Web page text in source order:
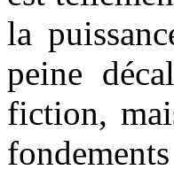
la
peine
fiction,